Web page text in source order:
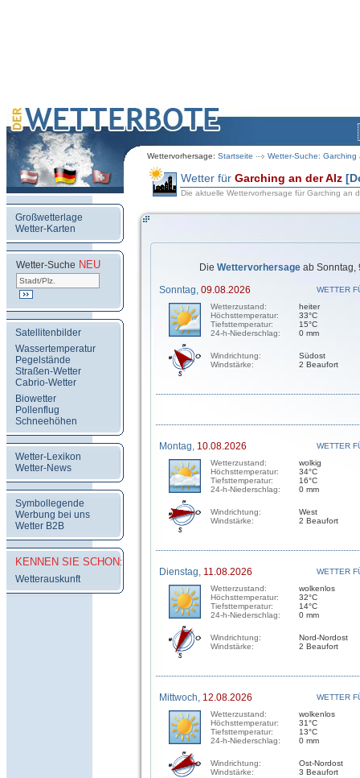
Wettervorhersage: Startseite Wetter-Suche: Garching
Großwetterlage
Wetter-Karten
Wetter-Suche NEU
Satellitenbilder
Wassertemperatur
Pegelstände
Straßen-Wetter
Cabrio-Wetter
Biowetter
Pollenflug
Schneehöhen
Wetter-Lexikon
Wetter-News
Symbollegende
Werbung bei uns
Wetter B2B
KENNEN SIE SCHON:
Wetterauskunft
Wetter für Garching an der Alz
Die aktuelle Wettervorhersage für Garching an
Die Wettervorhersage ab Sonntag,
Sonntag, 09.08.2026
WETTER
Wetterzustand:
Höchsttemperatur:
Tiefsttemperatur:
24-h-Niederschlag:
heiter
33°C
15°C
0 mm
Windrichtung:
Windstärke:
Südost
2 Beaufort
Montag, 10.08.2026
WETTER
Wetterzustand:
Höchsttemperatur:
Tiefsttemperatur:
24-h-Niederschlag:
wolkig
34°C
16°C
0 mm
Windrichtung:
Windstärke:
West
2 Beaufort
Dienstag, 11.08.2026
WETTER
Wetterzustand:
Höchsttemperatur:
Tiefsttemperatur:
24-h-Niederschlag:
wolkenlos
32°C
14°C
0 mm
Windrichtung:
Windstärke:
Nord-Nordost
2 Beaufort
Mittwoch, 12.08.2026
WETTER
Wetterzustand:
Höchsttemperatur:
Tiefsttemperatur:
24-h-Niederschlag:
wolkenlos
31°C
13°C
0 mm
Windrichtung:
Windstärke:
Ost-Nordost
3 Beaufort